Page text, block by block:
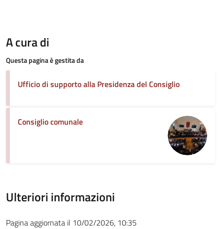
A cura di
Questa pagina è gestita da
Ufficio di supporto alla Presidenza del Consiglio
Consiglio comunale
Ulteriori informazioni
Pagina aggiornata il 10/02/2026, 10:35